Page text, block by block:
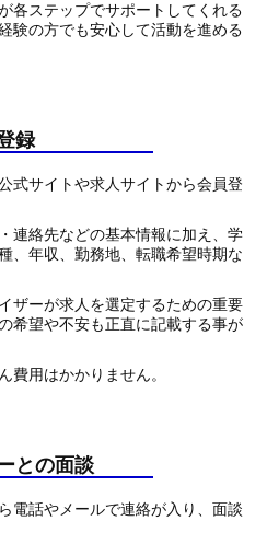
各ステップでサポートしてくれる
験の方でも安心して活動を進める
トに登録
式サイトや求人サイトから会員登
連絡先などの基本情報に加え、学
、年収、勤務地、転職希望時期な
ザーが求人を選定するための重要
希望や不安も正直に記載する事が
費用はかかりません。
ーとの面談
電話やメールで連絡が入り、面談